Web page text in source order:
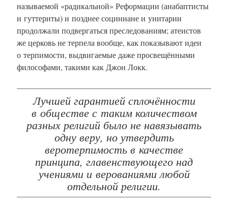
называемой «радикальной» Реформации (анабаптисты
и гуттериты) и позднее социниане и унитарии
продолжали подвергаться преследованиям; атеистов
же церковь не терпела вообще, как показывают идеи
о терпимости, выдвигаемые даже просвещёнными
философами, такими как Джон Локк.
Лучшей гарантией сплочённости
в обществе с таким количеством
разных религий было не навязывать
одну веру, но утвердить
веротерпимость в качестве
принципа, главенствующего над
учениями и верованиями любой
отдельной религии.